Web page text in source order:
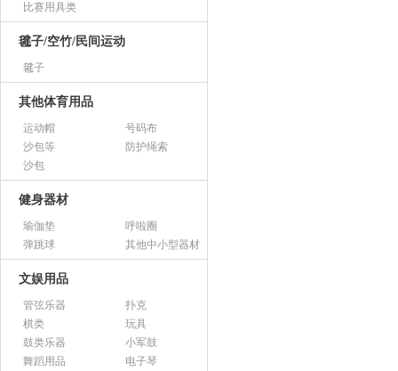
比赛用具类
毽子/空竹/民间运动
毽子
其他体育用品
运动帽
号码布
沙包等
防护绳索
沙包
健身器材
瑜伽垫
呼啦圈
弹跳球
其他中小型器材
文娱用品
管弦乐器
扑克
棋类
玩具
鼓类乐器
小军鼓
舞蹈用品
电子琴